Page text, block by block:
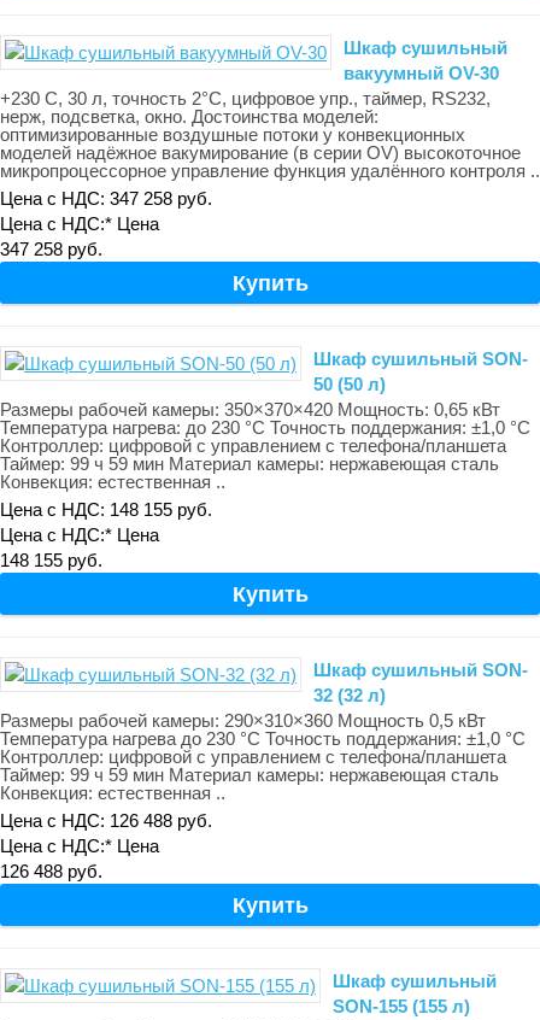
Шкаф сушильный
вакуумный OV-30
+230 С, 30 л, точность 2°С, цифровое упр., таймер, RS232,
нерж, подсветка, окно. Достоинства моделей:
оптимизированные воздушные потоки у конвекционных
моделей надёжное вакумирование (в серии OV) высокоточное
микропроцессорное управление функция удалённого контроля ..
Цена с НДС: 347 258 руб.
Цена с НДС:* Цена
347 258 руб.
Шкаф сушильный SON-
50 (50 л)
Размеры рабочей камеры: 350×370×420 Мощность: 0,65 кВт
Температура нагрева: до 230 °С Точность поддержания: ±1,0 °С
Контроллер: цифровой с управлением с телефона/планшета
Таймер: 99 ч 59 мин Материал камеры: нержавеющая сталь
Конвекция: естественная ..
Цена с НДС: 148 155 руб.
Цена с НДС:* Цена
148 155 руб.
Шкаф сушильный SON-
32 (32 л)
Размеры рабочей камеры: 290×310×360 Мощность 0,5 кВт
Температура нагрева до 230 °С Точность поддержания: ±1,0 °С
Контроллер: цифровой с управлением с телефона/планшета
Таймер: 99 ч 59 мин Материал камеры: нержавеющая сталь
Конвекция: естественная ..
Цена с НДС: 126 488 руб.
Цена с НДС:* Цена
126 488 руб.
Шкаф сушильный
SON-155 (155 л)